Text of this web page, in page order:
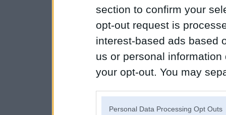
section to confirm your
opt-out request is
interest-based ads based
us or personal
your opt-out. You may
Personal Data Processing Opt Outs